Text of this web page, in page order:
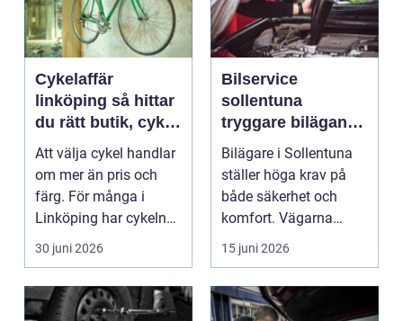
Cykelaffär
linköping så hittar
du rätt butik, cykel
och service
Att välja cykel handlar
om mer än pris och
färg. För många i
Linköping har cykeln
blivit en viktig d...
30 juni 2026
Bilservice
sollentuna
tryggare bilägande
året runt
Bilägare i Sollentuna
ställer höga krav på
både säkerhet och
komfort. Vägarna
växlar mellan
motorväg...
15 juni 2026